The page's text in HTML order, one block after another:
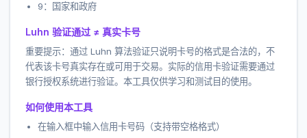
9：国家和政府
Luhn 验证通过 ≠ 真实卡号
重要提示：通过 Luhn 算法验证只说明卡号的格式是合法的，不
代表该卡号真实存在或可用于交易。实际的信用卡验证需要通过
银行授权系统进行验证。本工具仅供学习和测试目的使用。
如何使用本工具
在输入框中输入信用卡号码（支持带空格格式）